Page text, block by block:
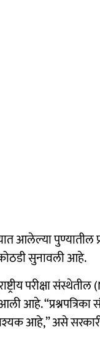
आलेल्या पुण्यातील
सुनावली आहे.
परीक्षा
आहे. “प्रश्नपत्रिका
आहे,” असे सरकारी